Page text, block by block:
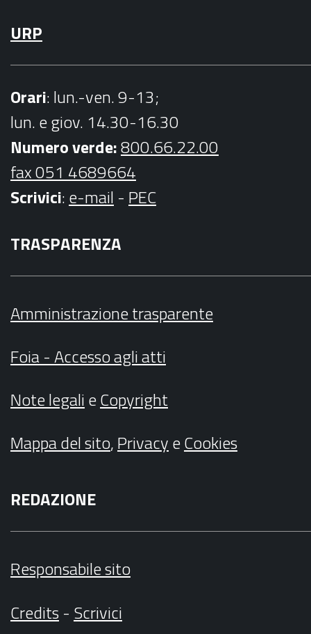
URP
Orari: lun.-ven. 9-13;
lun. e giov. 14.30-16.30
Numero verde:800.66.22.00
fax 051 4689664
Scrivici:e-mail - PEC
TRASPARENZA
Amministrazione trasparente
Foia - Accesso agli atti
Note legalieCopyright
Mappa del sito,PrivacyeCookies
REDAZIONE
Responsabile sito
Credits- Scrivici